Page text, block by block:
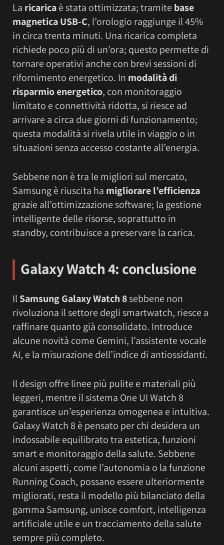
La ricaricaè stata ottimizzata; tramite base
magnetica USB-C, l’orologio raggiunge il 45%
in circa trenta minuti. Una ricarica completa
richiede poco più di un’ora; questo permette di
tornare operativi anche con brevi sessioni di
rifornimento energetico. In modalità di
risparmio energetico, con monitoraggio
limitato e connettività ridotta, si riesce ad
arrivare a circa due giorni di funzionamento;
questa modalità si rivela utile in viaggio o in
situazioni senza accesso costante all’energia.
Sebbene non è tra le migliori sul mercato,
Samsung è riuscita ha migliorare l’efficienza
grazie all’ottimizzazione software; la gestione
intelligente delle risorse, soprattutto in
standby, contribuisce a preservare la carica.
Galaxy Watch 4: conclusione
Il Samsung Galaxy Watch 8sebbene non
rivoluziona il settore degli smartwatch, riesce a
raffinare quanto già consolidato. Introduce
alcune novità come Gemini, l’assistente vocale
AI, e la misurazione dell’indice di antiossidanti.
Il design offre linee più pulite e materiali più
leggeri, mentre il sistema One UI Watch 8
garantisce un’esperienza omogenea e intuitiva.
Galaxy Watch 8 è pensato per chi desidera un
indossabile equilibrato tra estetica, funzioni
smart e monitoraggio della salute. Sebbene
alcuni aspetti, come l’autonomia o la funzione
Running Coach, possano essere ulteriormente
migliorati, resta il modello più bilanciato della
gamma Samsung, unisce comfort, intelligenza
artificiale utile e un tracciamento della salute
sempre più completo.